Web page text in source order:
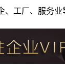
工厂、服务